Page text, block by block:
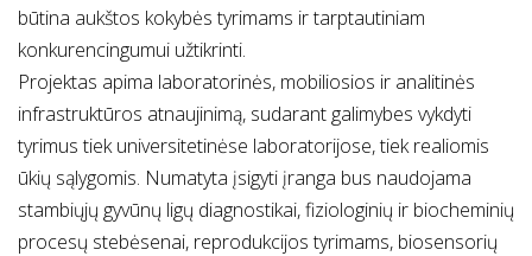
būtina aukštos kokybės tyrimams ir tarptautiniam
konkurencingumui užtikrinti.
Projektas apima laboratorinės, mobiliosios ir analitinės
infrastruktūros atnaujinimą, sudarant galimybes vykdyti
tyrimus tiek universitetinėse laboratorijose, tiek realiomis
ūkių sąlygomis. Numatyta įsigyti įranga bus naudojama
stambiųjų gyvūnų ligų diagnostikai, fiziologinių ir biocheminių
procesų stebėsenai, reprodukcijos tyrimams, biosensorių